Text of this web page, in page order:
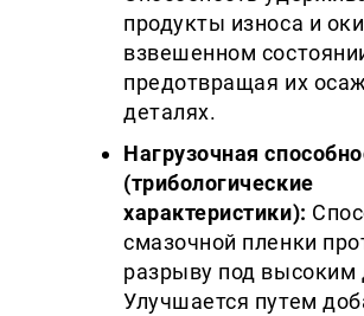
продукты износа и
взвешенном
предотвращая их
деталях.
Нагрузочная
(трибологические
характеристики):
смазочной пленки
разрыву под высоким
Улучшается путем